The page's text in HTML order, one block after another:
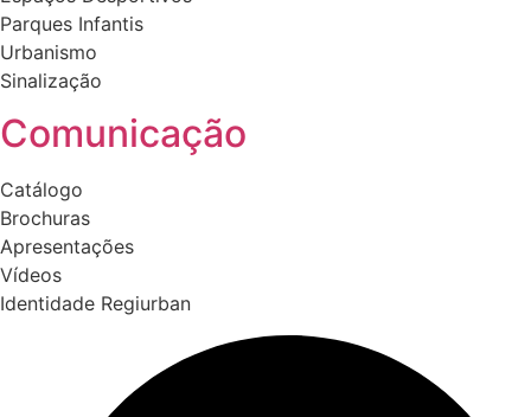
Parques Infantis
Urbanismo
Sinalização
Comunicação
Catálogo
Brochuras
Apresentações
Vídeos
Identidade Regiurban